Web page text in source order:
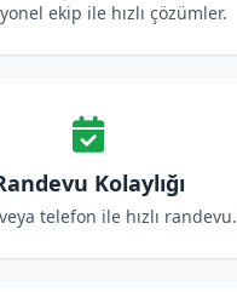
ekip ile hızlı çözümler.
Kolaylığı
telefon ile hızlı randevu.